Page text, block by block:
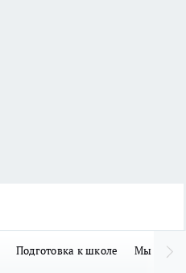
Подготовка к школе Мы в MAX